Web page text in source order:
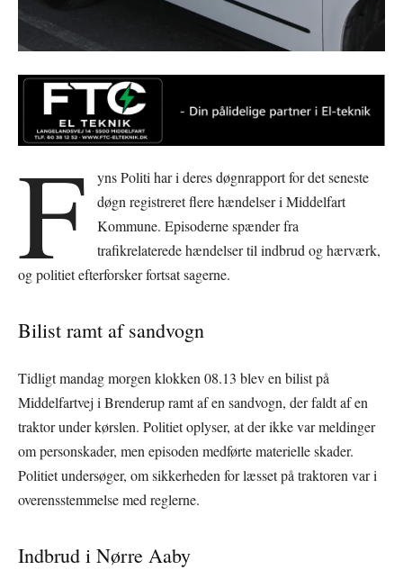
F
yns Politi har i deres døgnrapport for det seneste
døgn registreret flere hændelser i Middelfart
Kommune. Episoderne spænder fra
trafikrelaterede hændelser til indbrud og hærværk,
og politiet efterforsker fortsat sagerne.
Bilist ramt af sandvogn
Tidligt mandag morgen klokken 08.13 blev en bilist på
Middelfartvej i Brenderup ramt af en sandvogn, der faldt af en
traktor under kørslen. Politiet oplyser, at der ikke var meldinger
om personskader, men episoden medførte materielle skader.
Politiet undersøger, om sikkerheden for læsset på traktoren var i
overensstemmelse med reglerne.
Indbrud i Nørre Aaby